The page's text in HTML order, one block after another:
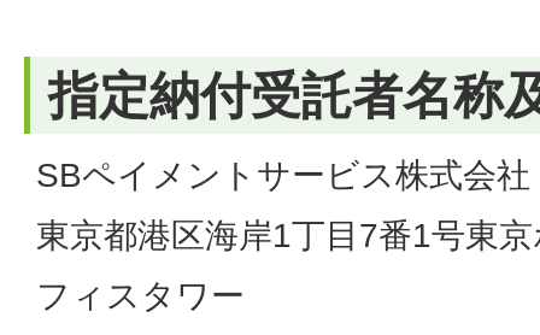
指定納付受託者名称
SBペイメントサービス株式会社
東京都港区海岸1丁目7番1号東
フィスタワー